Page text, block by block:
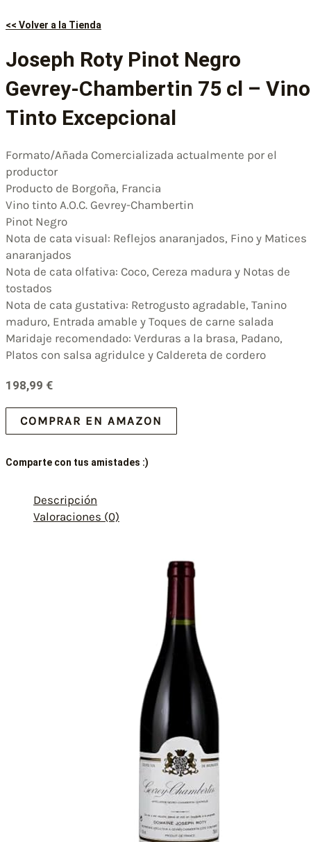
<< Volver a la Tienda
Joseph Roty Pinot Negro
Gevrey-Chambertin 75 cl – Vino
Tinto Excepcional
Formato/Añada Comercializada actualmente por el
productor
Producto de Borgoña, Francia
Vino tinto A.O.C. Gevrey-Chambertin
Pinot Negro
Nota de cata visual: Reflejos anaranjados, Fino y Matices
anaranjados
Nota de cata olfativa: Coco, Cereza madura y Notas de
tostados
Nota de cata gustativa: Retrogusto agradable, Tanino
maduro, Entrada amable y Toques de carne salada
Maridaje recomendado: Verduras a la brasa, Padano,
Platos con salsa agridulce y Caldereta de cordero
198,99 €
COMPRAR EN AMAZON
Comparte con tus amistades :)
Descripción
Valoraciones (0)